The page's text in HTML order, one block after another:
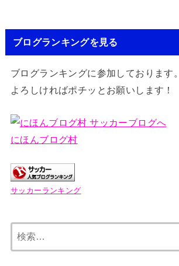
ブログランキングを見る
ブログランキングに参加しております。
よろしければポチッとお願いします！
にほんブログ村
サッカーランキング
索: